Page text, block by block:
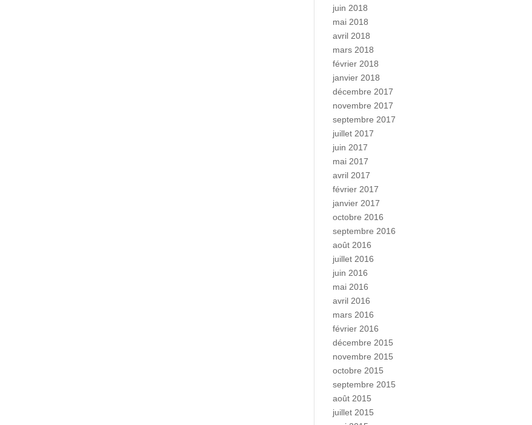
juin 2018
mai 2018
avril 2018
mars 2018
février 2018
janvier 2018
décembre 2017
novembre 2017
septembre 2017
juillet 2017
juin 2017
mai 2017
avril 2017
février 2017
janvier 2017
octobre 2016
septembre 2016
août 2016
juillet 2016
juin 2016
mai 2016
avril 2016
mars 2016
février 2016
décembre 2015
novembre 2015
octobre 2015
septembre 2015
août 2015
juillet 2015